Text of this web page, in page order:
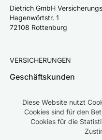
Dietrich GmbH
Hagenwörtstr. 1
72108 Rottenburg
VERSICHERUNGEN
Geschäftskunden
Schaden melden
Diese Website nutzt
Cookies sind für den
Cookies für die